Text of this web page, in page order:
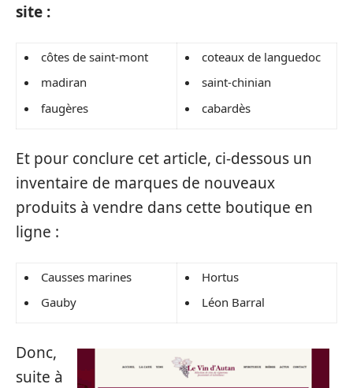
site :
côtes de saint-mont
madiran
faugères
coteaux de languedoc
saint-chinian
cabardès
Et pour conclure cet article, ci-dessous un
inventaire de marques de nouveaux
produits à vendre dans cette boutique en
ligne :
Causses marines
Gauby
Hortus
Léon Barral
Donc,
suite à